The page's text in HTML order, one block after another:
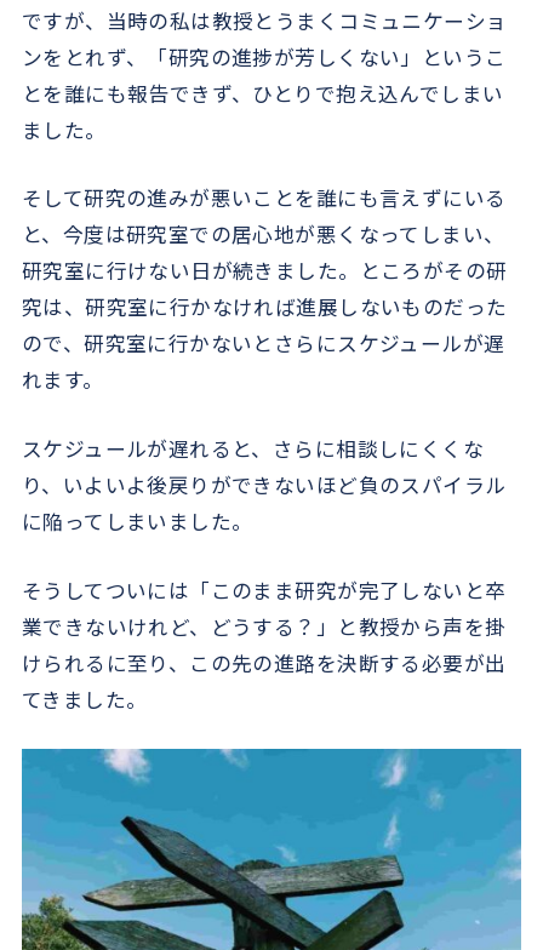
ですが、当時の私は教授とうまくコミュニケーショ
ンをとれず、「研究の進捗が芳しくない」というこ
とを誰にも報告できず、ひとりで抱え込んでしまい
ました。
そして研究の進みが悪いことを誰にも言えずにいる
と、今度は研究室での居心地が悪くなってしまい、
研究室に行けない日が続きました。ところがその研
究は、研究室に行かなければ進展しないものだった
ので、研究室に行かないとさらにスケジュールが遅
れます。
スケジュールが遅れると、さらに相談しにくくな
り、いよいよ後戻りができないほど負のスパイラル
に陥ってしまいました。
そうしてついには「このまま研究が完了しないと卒
業できないけれど、どうする？」と教授から声を掛
けられるに至り、この先の進路を決断する必要が出
てきました。